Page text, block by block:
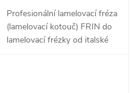
Profesionální lamelovací fréza
(lamelovací kotouč) FRIN do
lamelovací frézky od italské